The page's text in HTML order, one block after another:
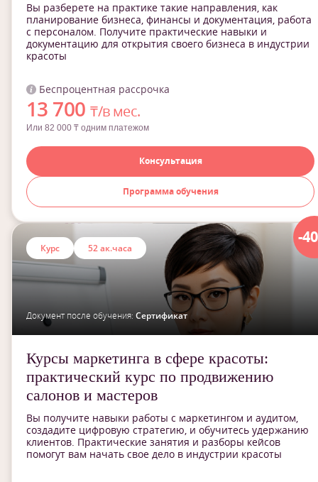
Вы разберете на практике такие направления, как
планирование бизнеса, финансы и документация, работа
с персоналом. Получите практические навыки и
документацию для открытия своего бизнеса в индустрии
красоты
Беспроцентная рассрочка
13 700₸/в мес.
Или 82 000 ₸ одним платежом
Консультация
Программа обучения
-
Курс 52 ак.часа
Документ после обучения: Сертификат
Курсы маркетинга в сфере красоты:
практический курс по продвижению
салонов и мастеров
Вы получите навыки работы с маркетингом и аудитом,
создадите цифровую стратегию, и обучитесь удержанию
клиентов. Практические занятия и разборы кейсов
помогут вам начать свое дело в индустрии красоты